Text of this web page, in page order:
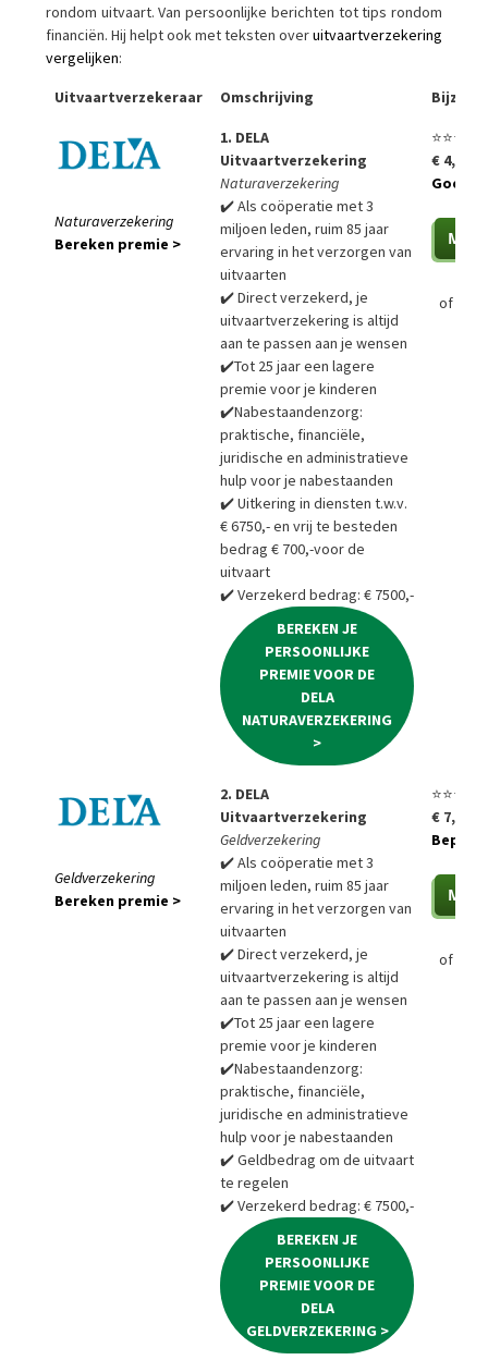
rondom uitvaart. Van persoonlijke berichten tot tips rondom
financiën. Hij helpt ook met teksten overuitvaartverzekering
vergelijken:
Uitvaartverzekeraar
Omschrijving
Naturaverzekering
Bereken premie >
1. DELA
Uitvaartverzekering
Naturaverzekering
✔️ Als coöperatie met 3
miljoen leden, ruim 85 jaar
ervaring in het verzorgen van
uitvaarten
✔️ Direct verzekerd, je
uitvaartverzekering is altijd
aan te passen aan je wensen
✔️Tot 25 jaar een lagere
premie voor je kinderen
✔️Nabestaandenzorg:
praktische, financiële,
juridische en administratieve
hulp voor je nabestaanden
✔️ Uitkering in diensten t.w.v.
€ 6750,- en vrij te besteden
bedrag € 700,-voor de
uitvaart
✔️ Verzekerd bedrag: € 7500,-
BEREKEN JE
PERSOONLIJKE
PREMIE VOOR DE
DELA
NATURAVERZEKERING
>
⭐⭐⭐⭐⭐
€ 4,99
of
Geldverzekering
Bereken premie >
2. DELA
Uitvaartverzekering
Geldverzekering
✔️ Als coöperatie met 3
miljoen leden, ruim 85 jaar
ervaring in het verzorgen van
uitvaarten
✔️ Direct verzekerd, je
uitvaartverzekering is altijd
aan te passen aan je wensen
✔️Tot 25 jaar een lagere
premie voor je kinderen
✔️Nabestaandenzorg:
praktische, financiële,
juridische en administratieve
hulp voor je nabestaanden
✔️ Geldbedrag om de uitvaart
te regelen
✔️ Verzekerd bedrag: € 7500,-
BEREKEN JE
PERSOONLIJKE
PREMIE VOOR DE
DELA
GELDVERZEKERING >
⭐⭐⭐⭐⭐
€ 7,85
Bepaal
of